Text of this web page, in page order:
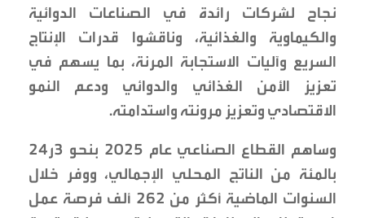
نجاح لشركات رائدة في الصناعات الدوائية
والكيماوية والغذائية، وناقشوا قدرات الإنتاج
السريع وآليات الاستجابة المرنة، بما يسهم في
تعزيز الأمن الغذائي والدوائي ودعم النمو
الاقتصادي وتعزيز مرونته واستدامته.
وساهم القطاع الصناعي عام 2025 بنحو 3ر24
بالمئة من الناتج المحلي الإجمالي، ووفر خلال
السنوات الماضية أكثر من 262 ألف فرصة عمل